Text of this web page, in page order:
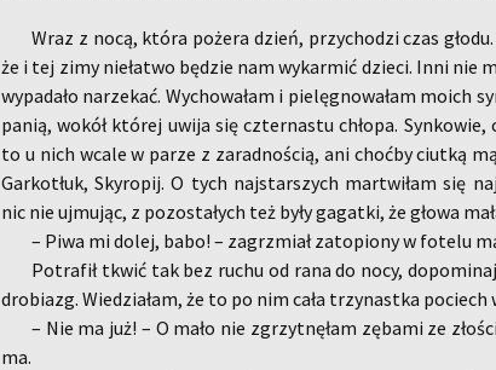
Wraz z nocą, która po­że­ra dzień, przy­cho­dzi czas
że i tej zimy nie­ła­two bę­dzie nam wy­kar­mić dzie­ci. Inni nie
wy­pa­da­ło na­rze­kać. Wy­cho­wa­łam i pie­lę­gno­wa­łam moich
panią, wokół któ­rej uwija się czter­na­stu chło­pa. Syn­ko­wie,
to u nich wcale w parze z za­rad­no­ścią, ani choć­by ciut­ką
Gar­ko­tłuk, Sky­ro­pij. O tych naj­star­szych mar­twi­łam się
nic nie uj­mu­jąc, z po­zo­sta­łych też były ga­gat­ki, że głowa
– Piwa mi dolej, babo! – za­grzmiał za­to­pio­ny w fo­te­lu
Po­tra­fił tkwić tak bez ruchu od rana do nocy,
dro­biazg. Wie­dzia­łam, że to po nim cała trzy­nast­ka
– Nie ma już! – O mało nie zgrzyt­nę­łam zę­ba­mi ze
ma.